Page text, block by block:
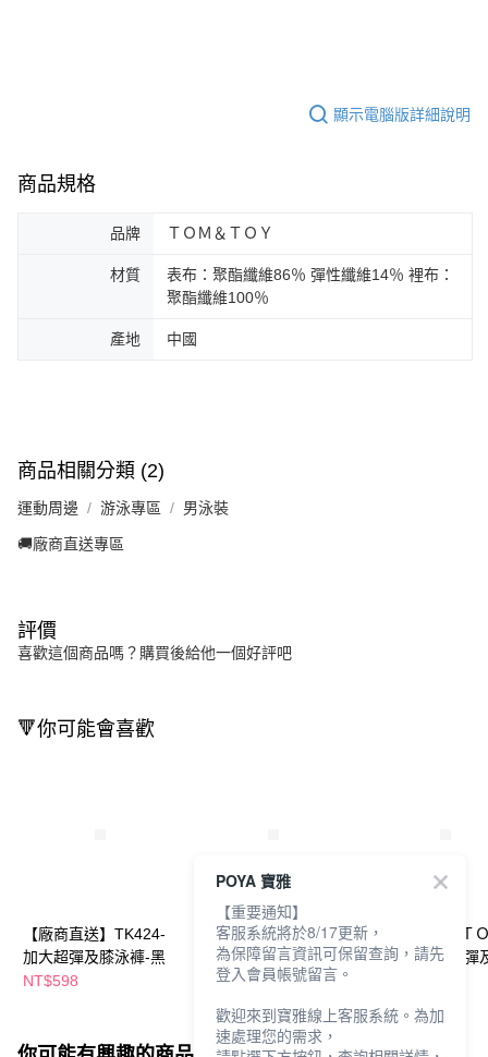
顯示電腦版詳細說明
商品規格
品牌 ＴＯＭ＆ＴＯＹ
材質
表布：聚酯纖維86％ 彈性纖維14％ 裡布：
聚酯纖維100％
產地 中國
商品相關分類 (2)
運動周邊 游泳專區 男泳裝
🚚廠商直送專區
評價
喜歡這個商品嗎？購買後給他一個好評吧
🔻你可能會喜歡
【廠商直送】TK424-
加大超彈及膝泳褲-黑
NT$598
【廠商直送】TK515-
加大超彈及膝泳褲-黑
NT$598
【廠商直送】Ｔ
ＴＯＹ 加大超彈
POYA 寶雅
【重要通知】
客服系統將於8/17更新，
為保障留言資訊可保留查詢，請先
登入會員帳號留言。
歡迎來到寶雅線上客服系統。為加
速處理您的需求，